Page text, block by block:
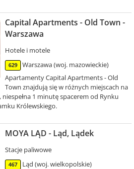
Capital Apartments - Old Town -
Warszawa
Hotele i motele
629
Warszawa (woj. mazowieckie)
Apartamenty Capital Apartments - Old
Town znajdują się w różnych miejscach na
1 minutę spacerem od Rynku
Królewskiego.
MOYA LĄD - Ląd, Lądek
Stacje paliwowe
467 Ląd (woj. wielkopolskie)